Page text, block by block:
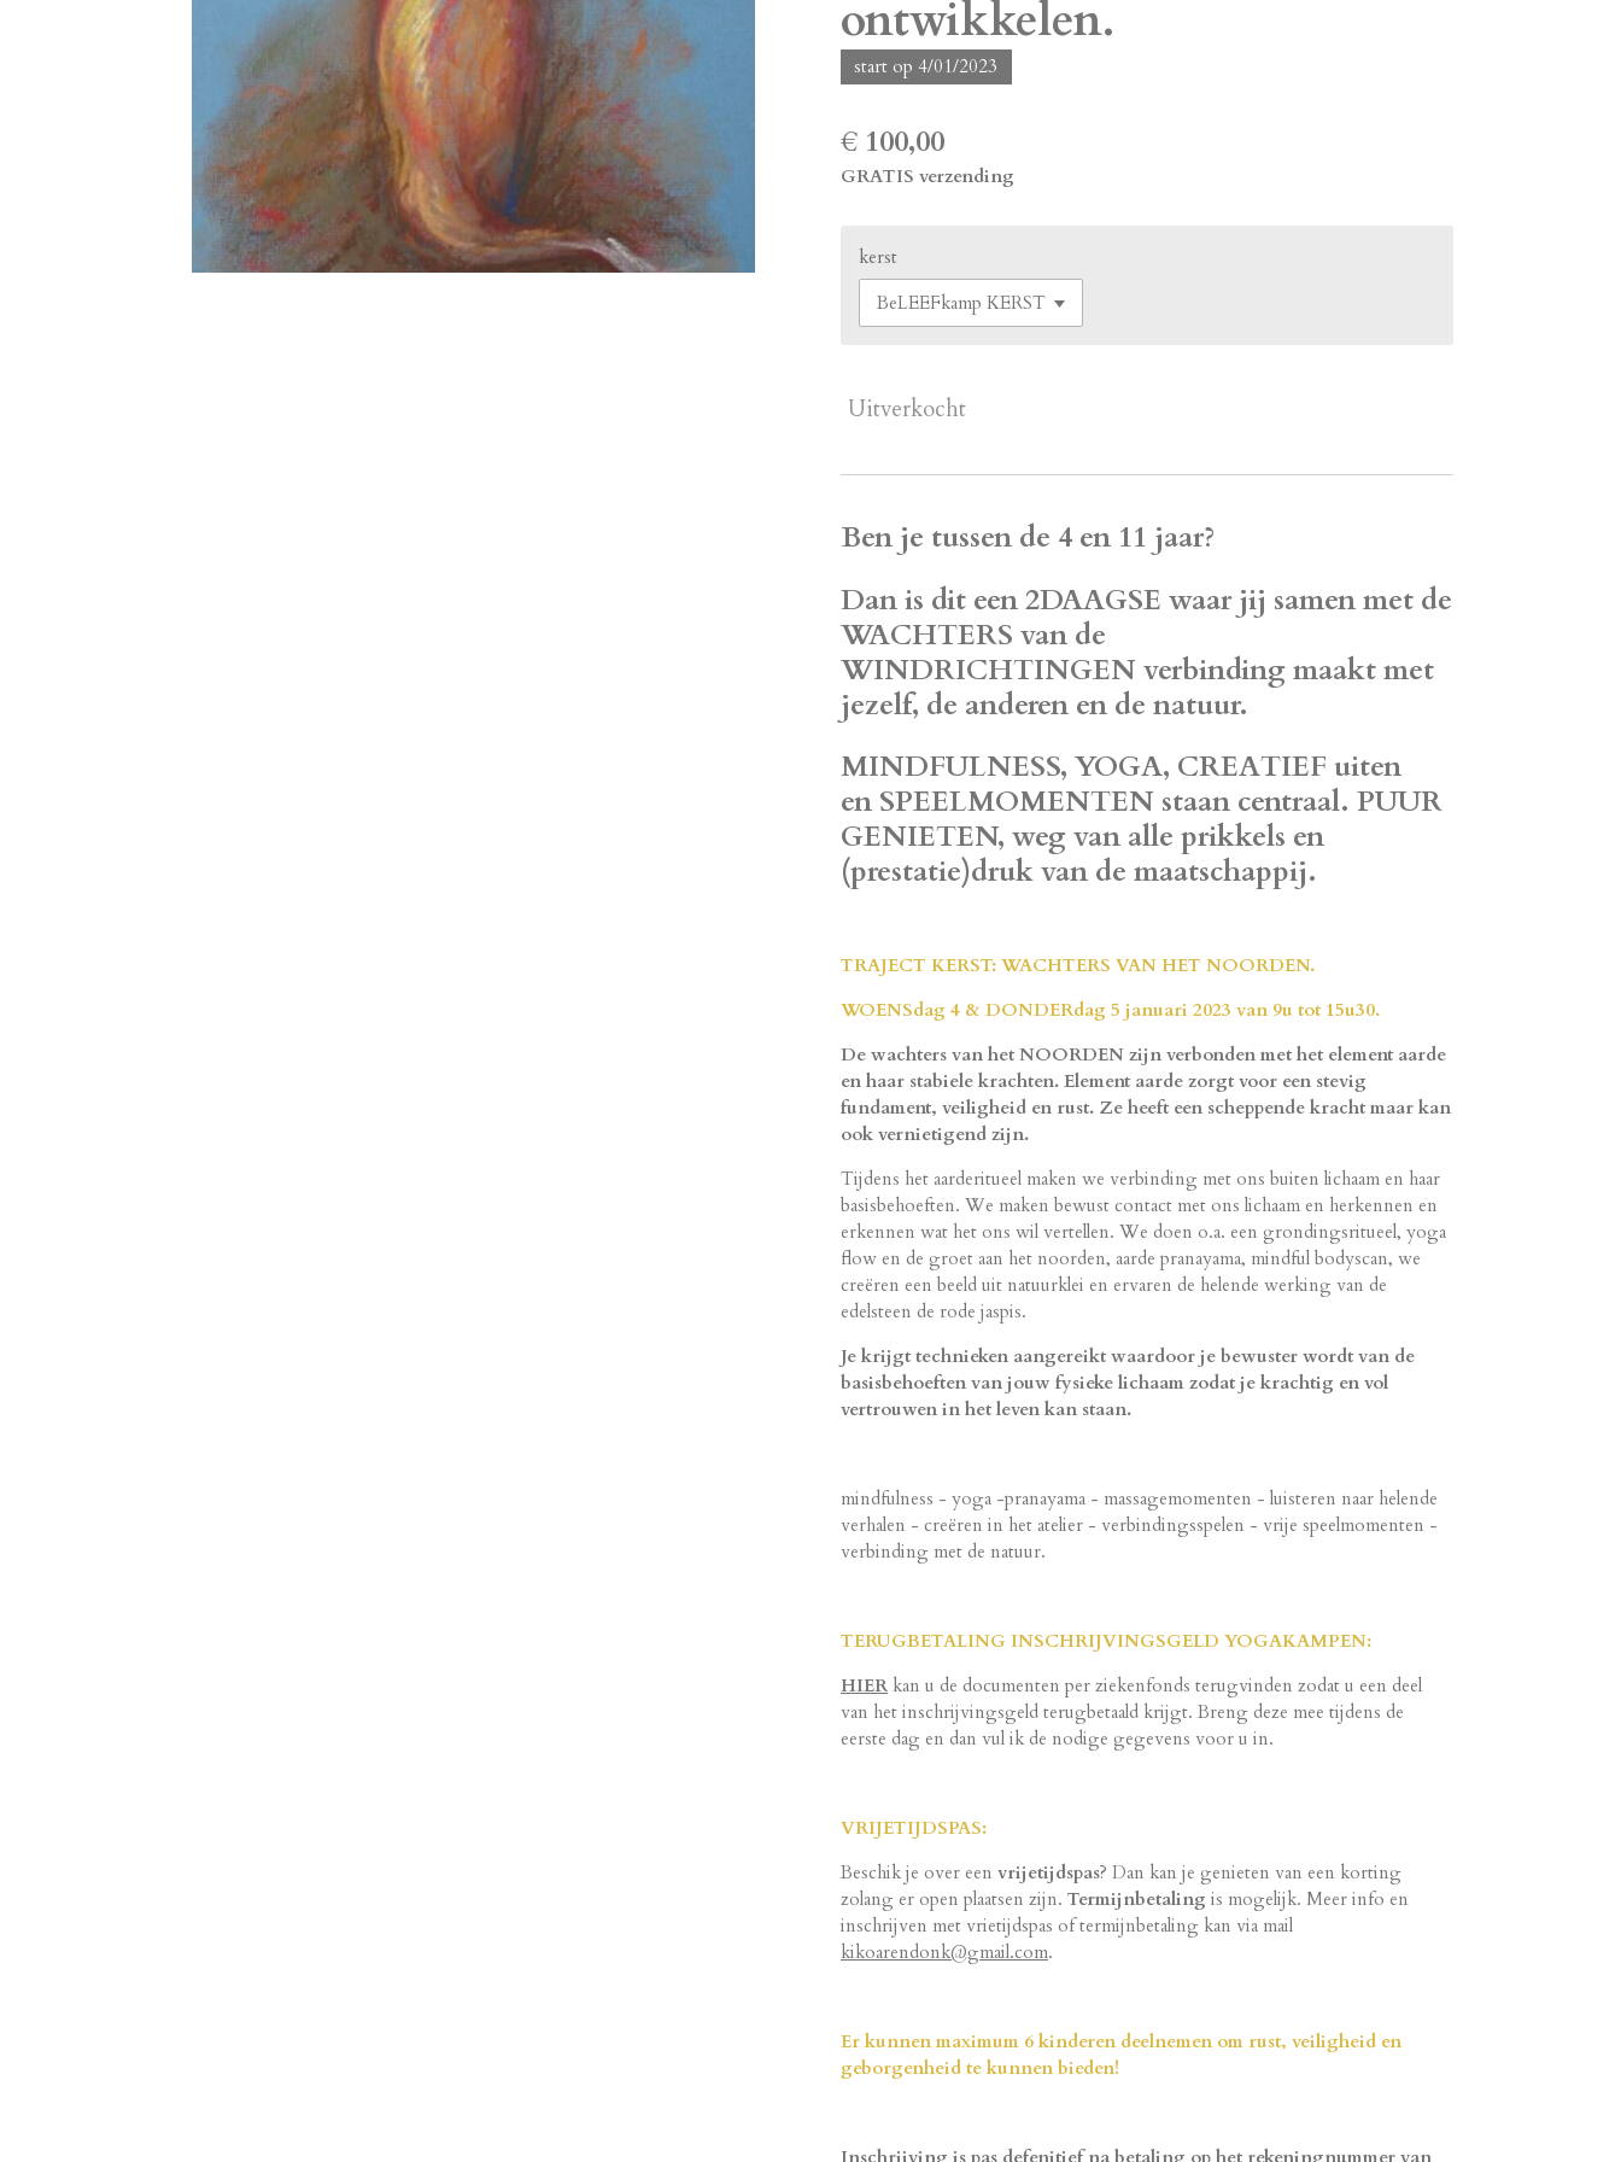
ontwikkelen.
start op 4/01/2023
€ 100,00
GRATIS verzending
kerst
Uitverkocht
Ben je tussen de 4 en 11 jaar?
Dan is dit een 2DAAGSE waar jij samen met de
WACHTERS van de
WINDRICHTINGEN verbinding maakt met
jezelf, de anderen en de natuur.
MINDFULNESS, YOGA, CREATIEF uiten
en SPEELMOMENTEN staan centraal. PUUR
GENIETEN, weg van alle prikkels en
(prestatie)druk van de maatschappij.
TRAJECT KERST: WACHTERS VAN HET NOORDEN.
WOENSdag 4 & DONDERdag 5 januari 2023 van 9u tot 15u30.
De wachters van het NOORDEN zijn verbonden met het element aarde
en haar stabiele krachten. Element aarde zorgt voor een stevig
fundament, veiligheid en rust. Ze heeft een scheppende kracht maar kan
ook vernietigend zijn.
Tijdens het aarderitueel maken we verbinding met ons buiten lichaam en haar
basisbehoeften. We maken bewust contact met ons lichaam en herkennen en
erkennen wat het ons wil vertellen. We doen o.a. een grondingsritueel, yoga
flow en de groet aan het noorden, aarde pranayama, mindful bodyscan, we
creëren een beeld uit natuurklei en ervaren de helende werking van de
edelsteen de rode jaspis.
Je krijgt technieken aangereikt waardoor je bewuster wordt van de
basisbehoeften van jouw fysieke lichaam zodat je krachtig en vol
vertrouwen in het leven kan staan.
mindfulness - yoga -pranayama - massagemomenten - luisteren naar helende
verhalen - creëren in het atelier - verbindingsspelen - vrije speelmomenten -
verbinding met de natuur.
TERUGBETALING INSCHRIJVINGSGELD YOGAKAMPEN:
HIER kan u de documenten per ziekenfonds terugvinden zodat u een deel
van het inschrijvingsgeld terugbetaald krijgt. Breng deze mee tijdens de
eerste dag en dan vul ik de nodige gegevens voor u in.
VRIJETIJDSPAS:
Beschik je over een vrijetijdspas? Dan kan je genieten van een korting
zolang er open plaatsen zijn. Termijnbetaling is mogelijk. Meer info en
inschrijven met vrietijdspas of termijnbetaling kan via mail
kikoarendonk@gmail.com.
Er kunnen maximum 6 kinderen deelnemen om rust, veiligheid en
geborgenheid te kunnen bieden!
Inschrijving is pas defenitief na betaling op het rekeningnummer van